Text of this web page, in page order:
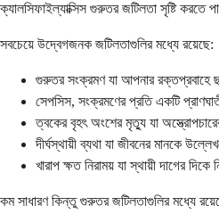
ক্যালসিফাইল্যাক্সিস গুরুতর জটিলতা সৃষ্টি করতে
সবচেয়ে উদ্বেগজনক জটিলতাগুলির মধ্যে রয়েছে:
গুরুতর সংক্রমণ যা আপনার রক্তপ্রবাহে
সেপসিস, সংক্রমণের প্রতি একটি
ত্বকের বৃহৎ অংশের মৃত্যু যা
দীর্ঘস্থায়ী ব্যথা যা জীবনের মানকে
খারাপ ক্ষত নিরাময় যা স্থায়ী দাগের দিকে
কম সাধারণ কিন্তু গুরুতর জটিলতাগুলির মধ্যে